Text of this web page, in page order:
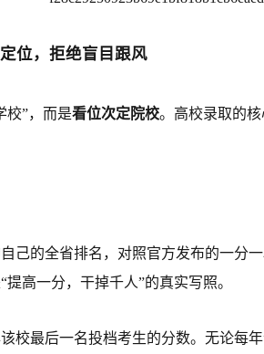
位，拒绝盲目跟风
校”，而是看位次定院校。高校录取的
己的全省排名，对照官方发布的一分
高一分，干掉千人”的真实写照。
校最后一名投档考生的分数。无论每